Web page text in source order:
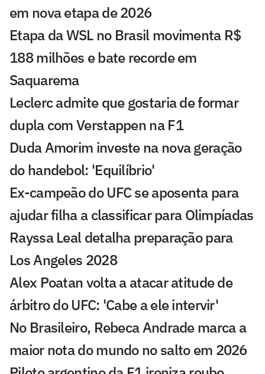
em nova etapa de 2026
Etapa da WSL no Brasil movimenta R$
188 milhões e bate recorde em
Saquarema
Leclerc admite que gostaria de formar
dupla com Verstappen na F1
Duda Amorim investe na nova geração
do handebol: 'Equilíbrio'
Ex-campeão do UFC se aposenta para
ajudar filha a classificar para Olimpíadas
Rayssa Leal detalha preparação para
Los Angeles 2028
Alex Poatan volta a atacar atitude de
árbitro do UFC: 'Cabe a ele intervir'
No Brasileiro, Rebeca Andrade marca a
maior nota do mundo no salto em 2026